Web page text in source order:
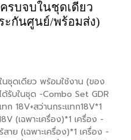
ครบจบในชุดเดียว
ะกันศูนย์/พร้อมส่ง)
ชุดเดียว พร้อมใช้งาน (ของ
รับในชุด -Combo Set GDR
ก 18V+สว่านกระแทก18V*1
(เฉพาะเครื่อง)*1 เครื่อง -
าย (เฉพาะเครื่อง)*1 เครื่อง -